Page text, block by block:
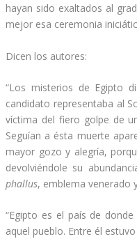
hayan sido exaltados al
mejor esa ceremonia
Dicen los autores:
“Los misterios de Egipto
candidato representaba al
víctima del fiero golpe de
Seguían a ésta muerte
mayor gozo y alegría,
devolviéndole su
phallus, emblema venerado
“Egipto es el país de
aquel pueblo. Entre él